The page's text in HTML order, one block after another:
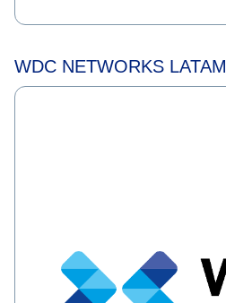
WDC NETWORKS LATAM